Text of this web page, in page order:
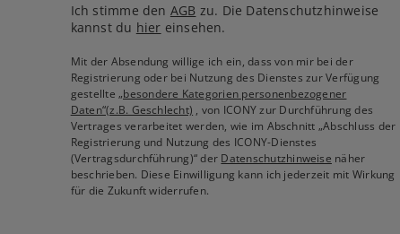
Ich stimme den AGB zu. Die Datenschutzhinweise
kannst du hier einsehen.
Mit der Absendung willige ich ein, dass von mir bei der
Registrierung oder bei Nutzung des Dienstes zur Verfügung
gestellte„besondere Kategorien personenbezogener
Daten“(z.B. Geschlecht) , von ICONY zur Durchführung des
Vertrages verarbeitet werden, wie im Abschnitt „Abschluss der
Registrierung und Nutzung des ICONY-Dienstes
(Vertragsdurchführung)“ der Datenschutzhinweise näher
beschrieben. Diese Einwilligung kann ich jederzeit mit Wirkung
für die Zukunft widerrufen.